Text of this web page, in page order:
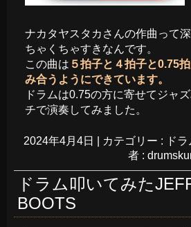
ナカタヤスタカさんの作曲って
ちゃくちゃすきなんです。
この曲は ５拍子と４拍子と0.75
み合うようにできています。
ドラムは0.75の方に寄せてジャ
チで演奏してみました。
2024年4月4日 カテゴリー : ド
者 :
ドラム叩いてみた
BOOTS